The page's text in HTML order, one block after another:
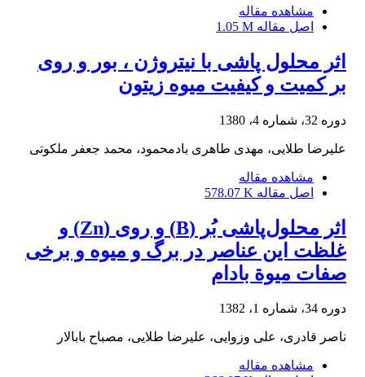
مشاهده مقاله
اصل مقاله 1.05 M
اثر محلول پاشی با نیتروژن ، بور و روی
بر کمیت و کیفیت میوه زیتون
دوره 32، شماره 4، 1380
علیرضا طلایی، مهدی طاهری بادمحمود، محمد جعفر ملکوتی
مشاهده مقاله
اصل مقاله 578.07 K
اثر محلول‌پاشی بُر (B) و روی (Zn) و
غلظت این عناصر در برگ و میوه و برخی
صفات میوة بادام
دوره 34، شماره 1، 1382
ناصر قادری، علی وزوایی، علیرضا طلایی، مصباح بابالار
مشاهده مقاله